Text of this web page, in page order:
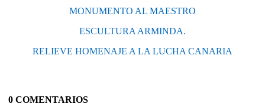
MONUMENTO AL MAESTRO
ESCULTURA ARMINDA.
RELIEVE HOMENAJE A LA LUCHA CANARIA
0 COMENTARIOS